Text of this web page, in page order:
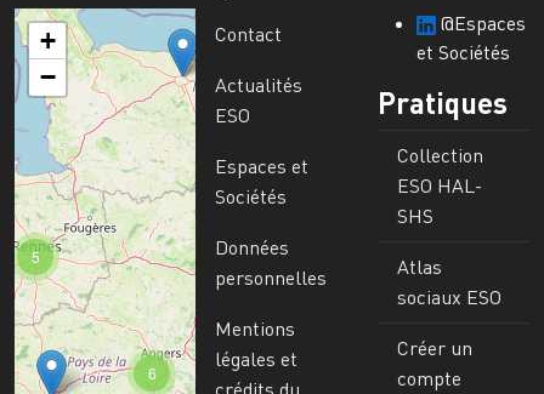
6
5
+
−
Contact
Actualités
ESO
Espaces et
Sociétés
Données
personnelles
Mentions
légales et
crédits du
@Espaces
et Sociétés
Pratiques
Collection
ESO HAL-
SHS
Atlas
sociaux ESO
Créer un
compte